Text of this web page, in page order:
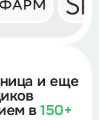
и еще
в150+